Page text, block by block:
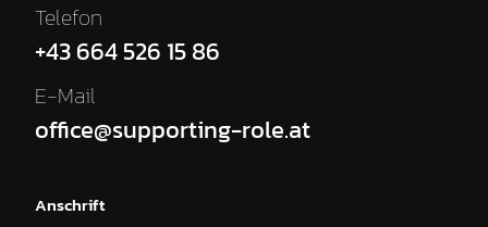
Telefon
+43 664 526 15 86
E-Mail
office@supporting-role.at
Anschrift